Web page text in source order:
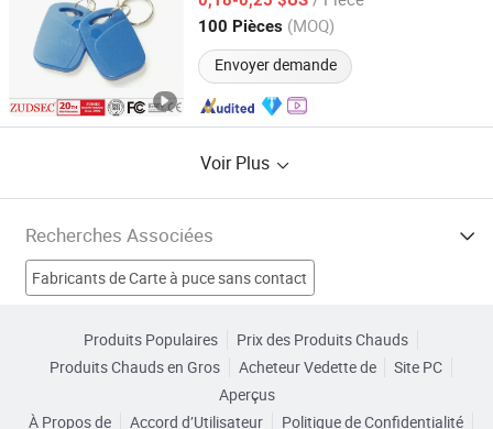
100 Pièces (MOQ)
Envoyer demande
Guangdong, China Depuis 2006
Voir Plus
Recherches Associées
Fabricants de Carte à puce sans contact
Fabricants de Carte à bande magnétique
Produits Populaires
Prix des Produits Chauds
Produits Chauds en Gros
Acheteur Vedette de
Site PC
Aperçus
À Propos de
Accord d’Utilisateur Politique de Confidentialité